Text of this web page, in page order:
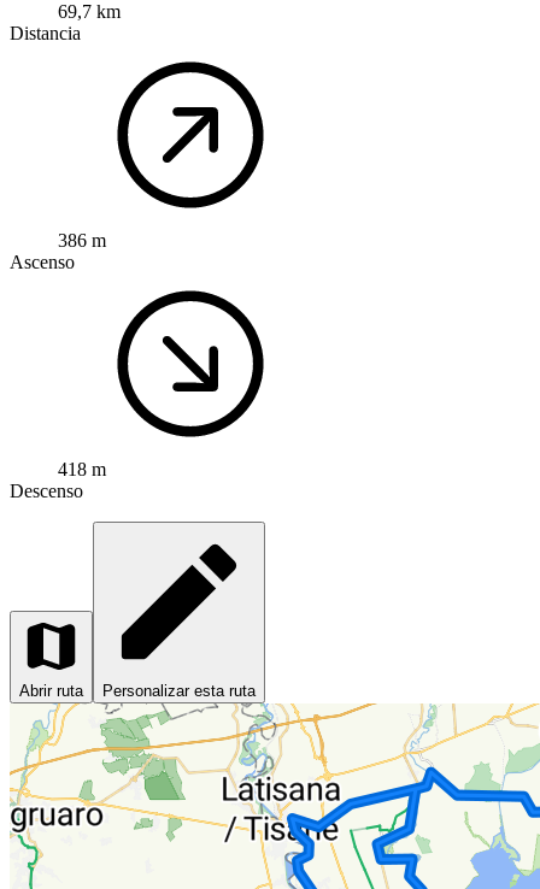
69,7 km
Distancia
386 m
Ascenso
418 m
Descenso
Abrir ruta Personalizar esta ruta